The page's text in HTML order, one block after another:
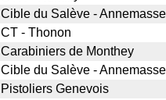
Cible du Salève - Annemasse
CT - Thonon
Carabiniers de Monthey
Cible du Salève - Annemasse
Pistoliers Genevois